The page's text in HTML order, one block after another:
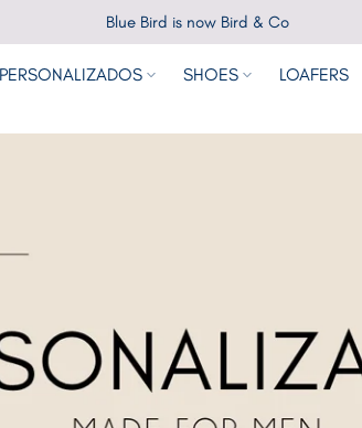
Blue Bird is now Bird & Co
PERSONALIZADOS SHOES LOAFERS